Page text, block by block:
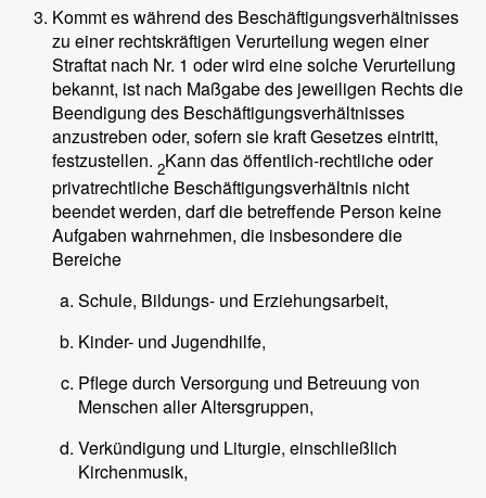
Kommt es während des Beschäftigungsverhältnisses
zu einer rechtskräftigen Verurteilung wegen einer
Straftat nach Nr. 1 oder wird eine solche Verurteilung
bekannt, ist nach Maßgabe des jeweiligen Rechts die
Beendigung des Beschäftigungsverhältnisses
anzustreben oder, sofern sie kraft Gesetzes eintritt,
festzustellen. 2Kann das öffentlich-rechtliche oder
privatrechtliche Beschäftigungsverhältnis nicht
beendet werden, darf die betreffende Person keine
Aufgaben wahrnehmen, die insbesondere die
Bereiche
Schule, Bildungs- und Erziehungsarbeit,
Kinder- und Jugendhilfe,
Pflege durch Versorgung und Betreuung von
Menschen aller Altersgruppen,
Verkündigung und Liturgie, einschließlich
Kirchenmusik,